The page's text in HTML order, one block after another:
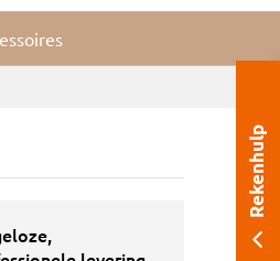
Rekenhulp